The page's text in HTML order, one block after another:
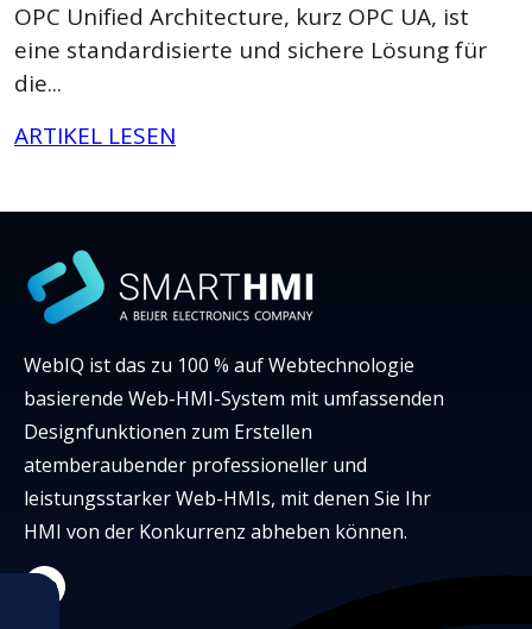
OPC Unified Architecture, kurz OPC UA, ist
eine standardisierte und sichere Lösung für
die...
ARTIKEL LESEN
WebIQ ist das zu 100 % auf Webtechnologie
basierende Web-HMI-System mit umfassenden
Designfunktionen zum Erstellen
atemberaubender professioneller und
leistungsstarker Web-HMIs, mit denen Sie Ihr
HMI von der Konkurrenz abheben können.
LinkedIn